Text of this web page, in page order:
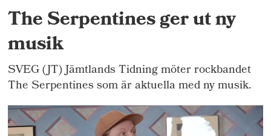
The Serpentines ger ut ny
musik
SVEG (JT) Jämtlands Tidning möter rockbandet
The Serpentines som är aktuella med ny musik.